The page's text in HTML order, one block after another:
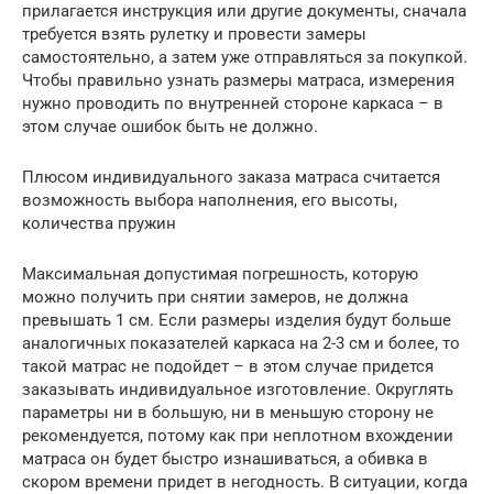
прилагается инструкция или другие документы, сначала
требуется взять рулетку и провести замеры
самостоятельно, а затем уже отправляться за покупкой.
Чтобы правильно узнать размеры матраса, измерения
нужно проводить по внутренней стороне каркаса – в
этом случае ошибок быть не должно.
Плюсом индивидуального заказа матраса считается
возможность выбора наполнения, его высоты,
количества пружин
Максимальная допустимая погрешность, которую
можно получить при снятии замеров, не должна
превышать 1 см. Если размеры изделия будут больше
аналогичных показателей каркаса на 2-3 см и более, то
такой матрас не подойдет – в этом случае придется
заказывать индивидуальное изготовление. Округлять
параметры ни в большую, ни в меньшую сторону не
рекомендуется, потому как при неплотном вхождении
матраса он будет быстро изнашиваться, а обивка в
скором времени придет в негодность. В ситуации, когда